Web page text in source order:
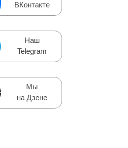
ВКонтакте
Наш
Telegram
Мы
на Дзене